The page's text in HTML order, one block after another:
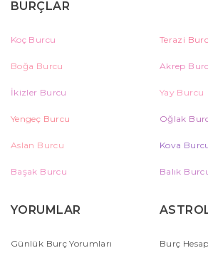
BURÇLAR
Koç Burcu Terazi
Boğa Burcu Akrep
İkizler Burcu Yay Burcu
Yengeç Burcu Oğlak
Aslan Burcu Kova
Başak Burcu Balık
YORUMLAR
Günlük Burç Yorumları Burç